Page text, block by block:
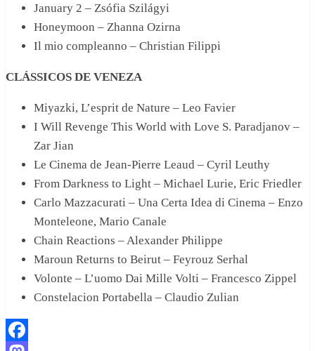
January 2 – Zsófia Szilágyi
Honeymoon – Zhanna Ozirna
Il mio compleanno – Christian Filippi
CLÁSSICOS DE VENEZA
Miyazki, L’esprit de Nature – Leo Favier
I Will Revenge This World with Love S. Paradjanov –
Zar Jian
Le Cinema de Jean-Pierre Leaud – Cyril Leuthy
From Darkness to Light – Michael Lurie, Eric Friedler
Carlo Mazzacurati – Una Certa Idea di Cinema – Enzo
Monteleone, Mario Canale
Chain Reactions – Alexander Philippe
Maroun Returns to Beirut – Feyrouz Serhal
Volonte – L’uomo Dai Mille Volti – Francesco Zippel
Constelacion Portabella – Claudio Zulian